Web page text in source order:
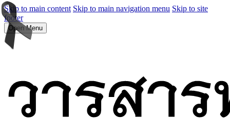
Skip to main content Skip to main navigation menu Skip to site
footer
Open Menu